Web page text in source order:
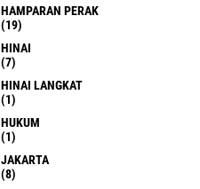
HAMPARAN PERAK
(19)
HINAI
(7)
HINAI LANGKAT
(1)
HUKUM
(1)
JAKARTA
(8)